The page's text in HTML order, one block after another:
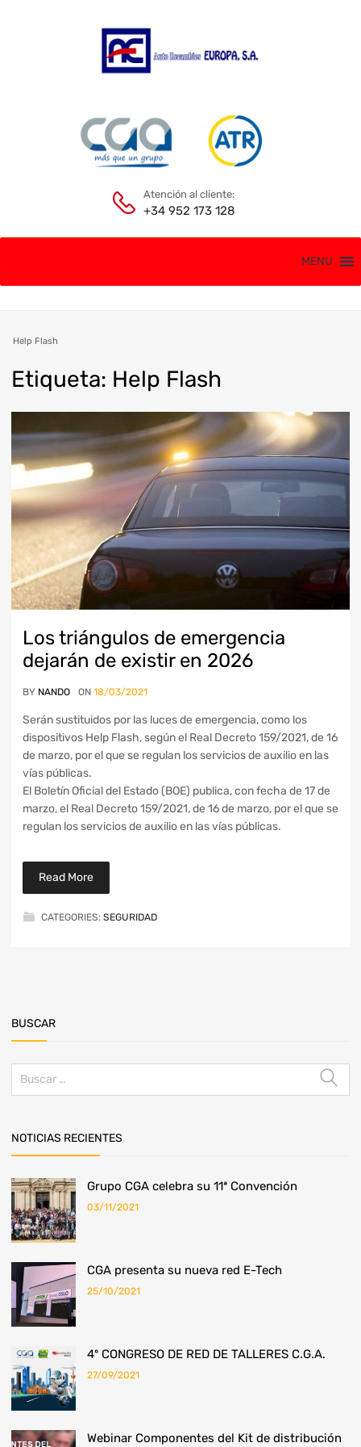
Atención al cliente:
+34 952 173 128
MENU
Help Flash
Etiqueta: Help Flash
Los triángulos de emergencia
dejarán de existir en 2026
BY NANDO ON 18/03/2021
Serán sustituidos por las luces de emergencia, como los
dispositivos Help Flash, según el Real Decreto 159/2021, de 16
de marzo, por el que se regulan los servicios de auxilio en las
vías públicas.
El Boletín Oficial del Estado (BOE) publica, con fecha de 17 de
marzo, el Real Decreto 159/2021, de 16 de marzo, por el que se
regulan los servicios de auxilio en las vías públicas.
Read More
CATEGORIES: SEGURIDAD
BUSCAR
NOTICIAS RECIENTES
Grupo CGA celebra su 11ª Convención
03/11/2021
​CGA presenta su nueva red E-Tech
25/10/2021
4º CONGRESO DE RED DE TALLERES C.G.A.
27/09/2021
Webinar Componentes del Kit de distribución